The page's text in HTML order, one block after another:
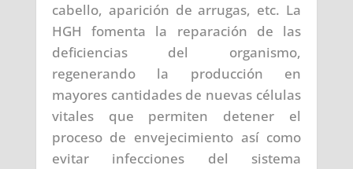
cabello, aparición de arrugas, etc. La
HGH fomenta la reparación de las
deficiencias del organismo,
regenerando la producción en
mayores cantidades de nuevas células
vitales que permiten detener el
proceso de envejecimiento así como
evitar infecciones del sistema